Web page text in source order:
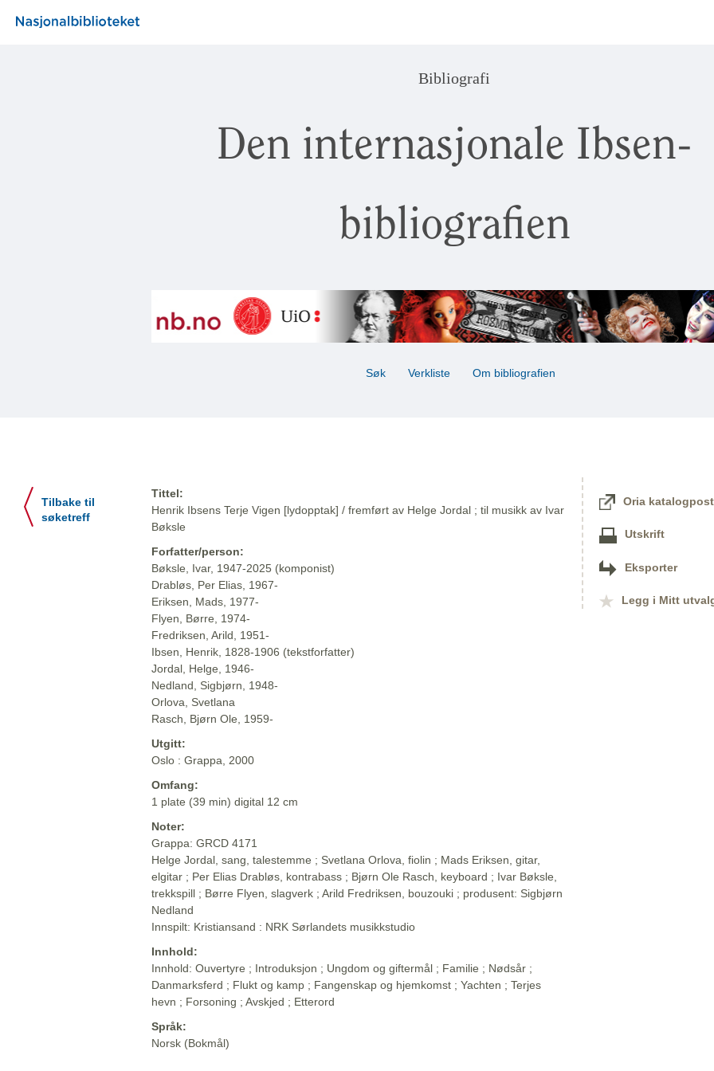
Bibliografi
Den internasjonale Ibsen-
bibliografien
Søk Verkliste Om bibliografien
Tilbake til
søketreff
Tittel:
Henrik Ibsens Terje Vigen [lydopptak] / fremført av Helge Jordal ; til musikk av Ivar
Bøksle
Forfatter/person:
Bøksle, Ivar, 1947-2025 (komponist)
Drabløs, Per Elias, 1967-
Eriksen, Mads, 1977-
Flyen, Børre, 1974-
Fredriksen, Arild, 1951-
Ibsen, Henrik, 1828-1906 (tekstforfatter)
Jordal, Helge, 1946-
Nedland, Sigbjørn, 1948-
Orlova, Svetlana
Rasch, Bjørn Ole, 1959-
Utgitt:
Oslo : Grappa, 2000
Omfang:
1 plate (39 min) digital 12 cm
Noter:
Grappa: GRCD 4171
Helge Jordal, sang, talestemme ; Svetlana Orlova, fiolin ; Mads Eriksen, gitar,
elgitar ; Per Elias Drabløs, kontrabass ; Bjørn Ole Rasch, keyboard ; Ivar Bøksle,
trekkspill ; Børre Flyen, slagverk ; Arild Fredriksen, bouzouki ; produsent: Sigbjørn
Nedland
Innspilt: Kristiansand : NRK Sørlandets musikkstudio
Innhold:
Innhold: Ouvertyre ; Introduksjon ; Ungdom og giftermål ; Familie ; Nødsår ;
Danmarksferd ; Flukt og kamp ; Fangenskap og hjemkomst ; Yachten ; Terjes
hevn ; Forsoning ; Avskjed ; Etterord
Språk:
Norsk (Bokmål)
Oria katalogpost
Utskrift
Eksporter
Legg i Mitt